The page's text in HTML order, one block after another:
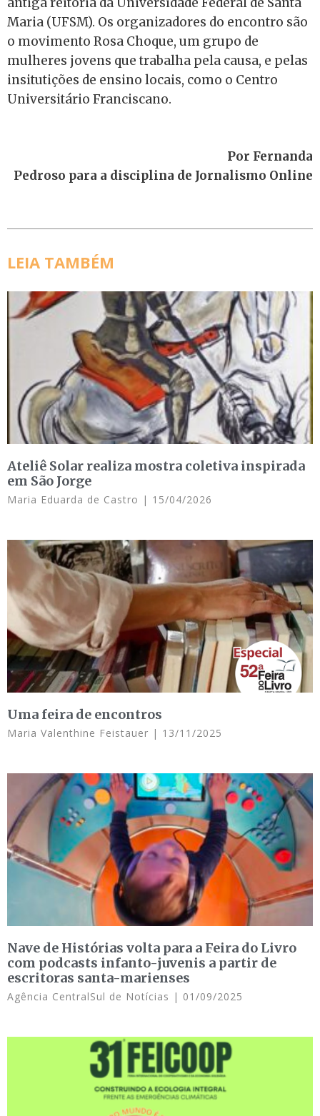
Maria (UFSM). Os organizadores do encontro são
o movimento Rosa Choque, um grupo de
mulheres jovens que trabalha pela causa, e pelas
insitutições de ensino locais, como o Centro
Universitário Franciscano.
Por Fernanda
Pedroso para a disciplina de Jornalismo Online
LEIA TAMBÉM
Ateliê Solar realiza mostra coletiva inspirada
em São Jorge
Maria Eduarda de Castro 15/04/2026
Uma feira de encontros
Maria Valenthine Feistauer 13/11/2025
Nave de Histórias volta para a Feira do Livro
com podcasts infanto-juvenis a partir de
escritoras santa-marienses
Agência CentralSul de Notícias 01/09/2025